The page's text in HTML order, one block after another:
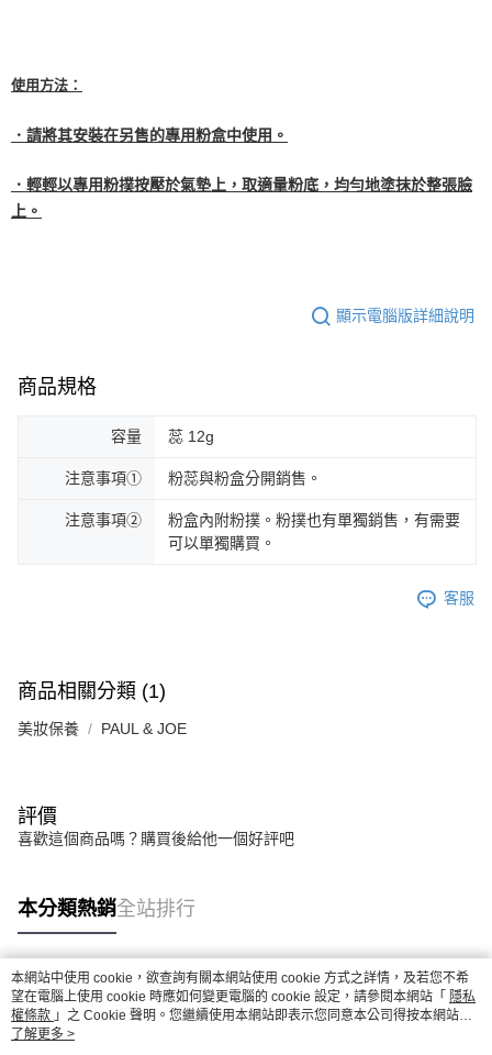
使用方法：
．請將其安裝在另售的專用粉盒中使用。
．輕輕以專用粉撲按壓於氣墊上，取適量粉底，均勻地塗抹於整張臉
上。
顯示電腦版詳細說明
商品規格
容量 蕊 12g
注意事項① 粉蕊與粉盒分開銷售。
注意事項②
粉盒內附粉撲。粉撲也有單獨銷售，有需要
可以單獨購買。
客服
商品相關分類 (1)
美妝保養 PAUL & JOE
評價
喜歡這個商品嗎？購買後給他一個好評吧
本分類熱銷全站排行
熱門標籤
本網站中使用 cookie，欲查詢有關本網站使用 cookie 方式之詳情，及若您不希
望在電腦上使用 cookie 時應如何變更電腦的 cookie 設定，請參閱本網站「 隱私
權條款 」之 Cookie 聲明。您繼續使用本網站即表示您同意本公司得按本網站使
用條款之 Cookie 聲明使用 cookie。
了解更多 >